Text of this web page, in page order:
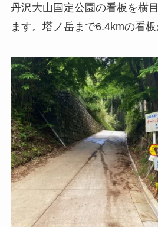
丹沢大山国定公園の看板を横
ます。塔ノ岳まで6.4kmの看板